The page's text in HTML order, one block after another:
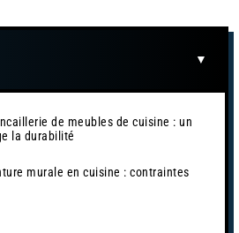
de meubles de cuisine : un
la durabilité
murale en cuisine : contraintes